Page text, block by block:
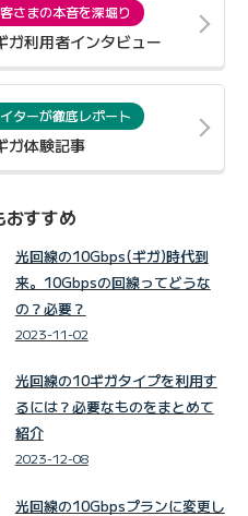
さまの本音を深堀り
ガ利用者インタビュー
ターが徹底レポート
ガ体験記事
すすめ
光回線の10Gbps(ギガ)時代到
来。10Gbpsの回線ってどうな
の？必要？
2023-11-02
光回線の10ギガタイプを利用す
るには？必要なものをまとめて
紹介
2023-12-08
光回線の10Gbpsプランに変更し